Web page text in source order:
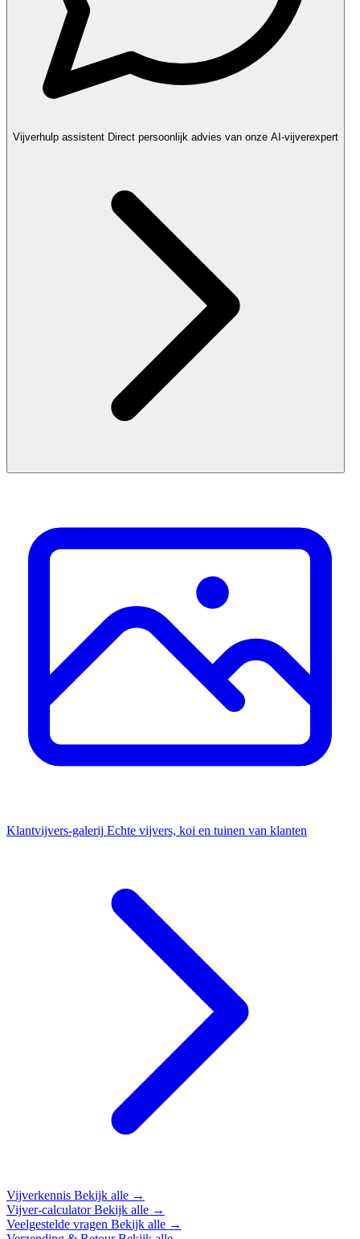
Vijverhulp assistent Direct persoonlijk advies van onze AI-vijverexpert
Klantvijvers-galerij Echte vijvers, koi en tuinen van klanten
Vijverkennis Bekijk alle →
Vijver-calculatorBekijk alle →
Veelgestelde vragen Bekijk alle →